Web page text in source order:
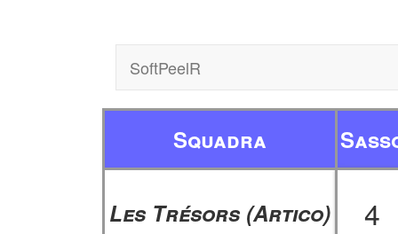
SoftPeelR
Squadra
Les Trésors (Artico) 4